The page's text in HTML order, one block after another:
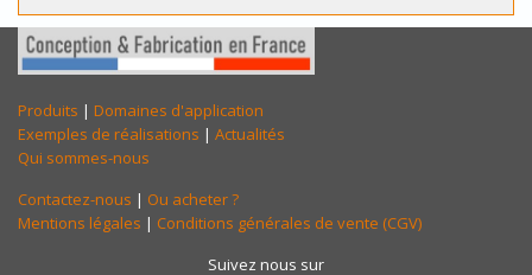
Produits | Domaines d'application
Exemples de réalisations | Actualités
Qui sommes-nous
Contactez-nous | Ou acheter ?
Mentions légales | Conditions générales de vente (CGV)
Suivez nous sur